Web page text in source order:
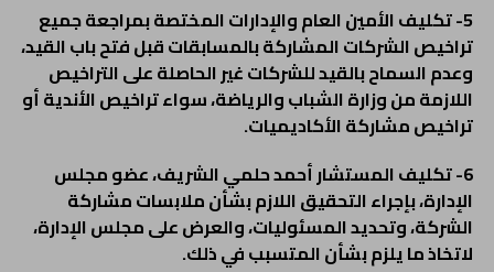
5- تكليف الأمين العام والإدارات المختصة بمراجعة جميع
تراخيص الشركات المشاركة بالمسابقات قبل فتح باب القيد،
وعدم السماح بالقيد للشركات غير الحاصلة على التراخيص
اللازمة من وزارة الشباب والرياضة، سواء تراخيص الأندية أو
تراخيص مشاركة الأكاديميات.
6- تكليف المستشار أحمد حلمي الشريف، عضو مجلس
الإدارة، بإجراء التحقيق اللازم بشأن ملابسات مشاركة
الشركة، وتحديد المسئوليات، والعرض على مجلس الإدارة،
لاتخاذ ما يلزم بشأن المتسبب في ذلك.